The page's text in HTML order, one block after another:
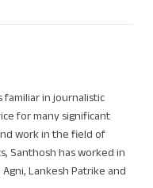
familiar in journalistic
for many significant
work in the field of
Santhosh has worked in
Lankesh Patrike and